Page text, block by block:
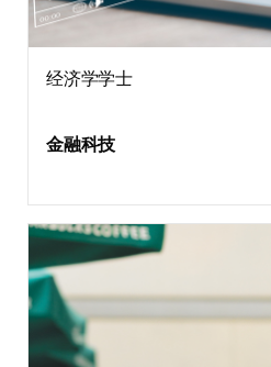
经济学学士
金融科技